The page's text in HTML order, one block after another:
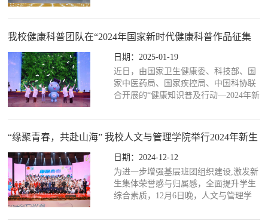
主要分为心理健康科普讲座与书信结对
往来两个环节。在科普讲座环节中，人
文与管理学院心理系莫彦芝老师为在座
204名小学生讲解了“什么是情绪？”“如
何识别情绪？”以及“怎样表达情绪？”等
知识。同时，她通过亲切的互动游戏“情
绪训练营”引导小学生们以积极思维化解
我校健康科普团队在“2024年国家新时代健康科普作品征集
大赛”中荣获佳绩
日期：2025-01-19
近日，由国家卫生健康委、科技部、国
家中医药局、国家疾控局、中国科协联
合开展的“健康知识普及行动—2024年新
及入围作品名单，湖南省中医药系统共
有4件作品脱颖而出，其中2件由我校团
队创作。医学院伍竟涛、马小丫、赵越
三位学生（指导老师：谢思健）共同创
作《麻疹我不怕——传染病防控漫画口
诀》获得一图读懂类的“优秀作品”奖。
由中华中医药学会“彭清华名医名家科普
“缘聚青春，共赴山海” 我校人文与管理学院举行2024年新生
班团风采秀
日期：2024-12-12
为进一步增强基层班团组织建设,激发新
生集体荣誉感与归属感，全面提升学生
综合素质，12月6日晚，人文与管理学
共赴山海”新生班团风采秀活动。校党委